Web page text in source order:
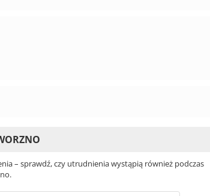
– sprawdź, czy utrudnienia wystąpią również podczas